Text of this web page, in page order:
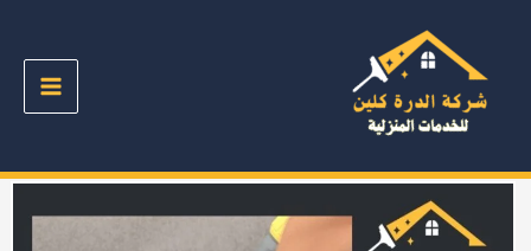
المحتوى